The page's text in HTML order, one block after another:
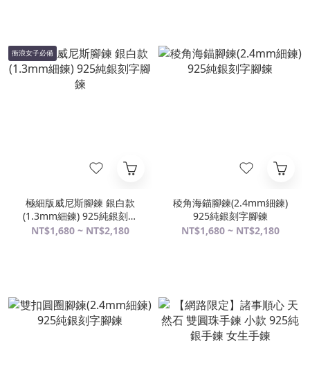
衝浪女子必備
極細版威尼斯腳鍊 銀白款
(1.3mm細鍊) 925純銀刻字
腳鍊
NT$1,680 ~ NT$2,180
稜角海錨腳鍊(2.4mm細鍊)
925純銀刻字腳鍊
NT$1,680 ~ NT$2,180